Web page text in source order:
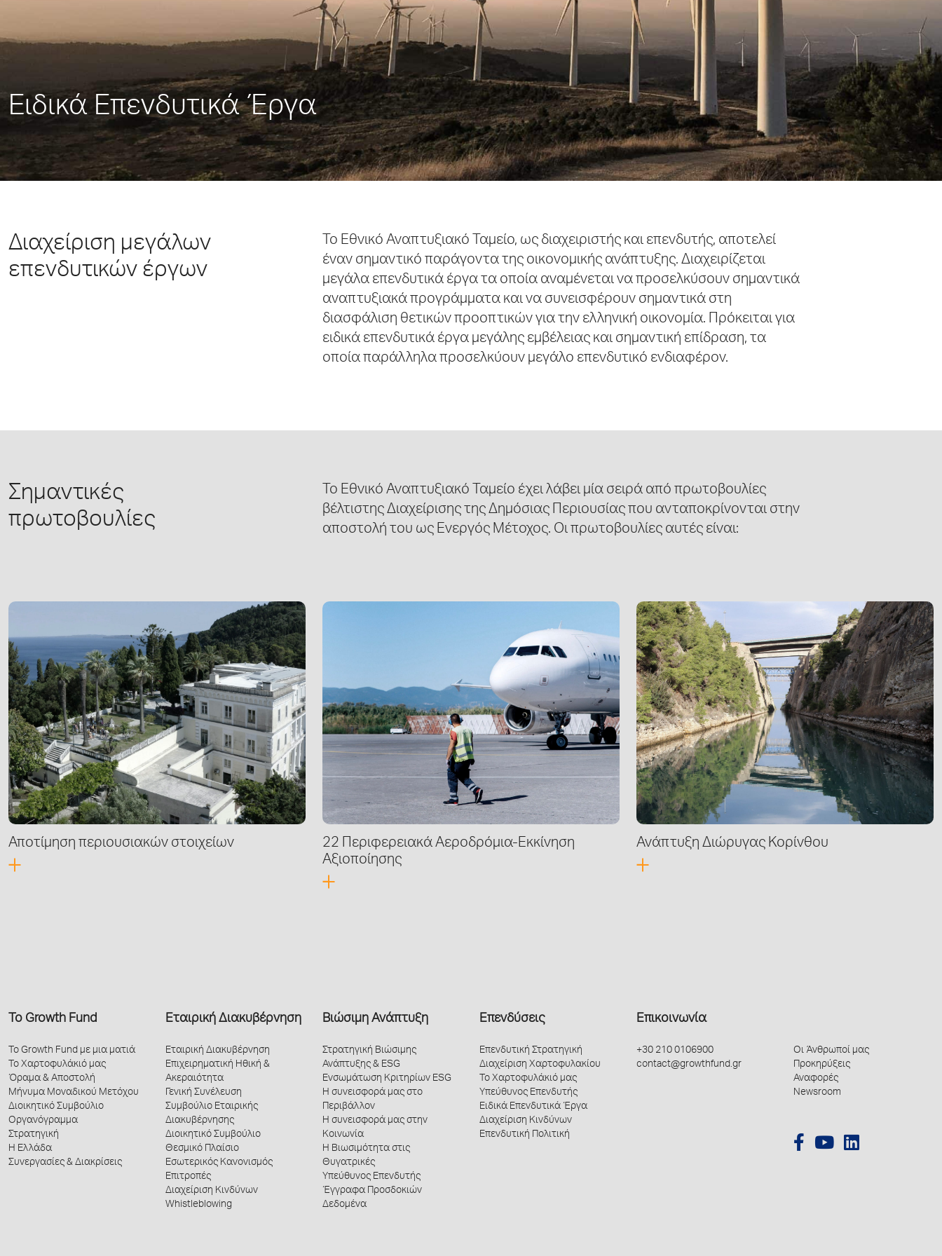
Ειδικά Επενδυτικά Έργα
Διαχείριση μεγάλων
επενδυτικών έργων
Το Εθνικό Αναπτυξιακό Ταμείο, ως διαχειριστής και επενδυτής, αποτελεί
έναν σημαντικό παράγοντα της οικονομικής ανάπτυξης. Διαχειρίζεται
μεγάλα επενδυτικά έργα τα οποία αναμένεται να προσελκύσουν σημαντικά
αναπτυξιακά προγράμματα και να συνεισφέρουν σημαντικά στη
διασφάλιση θετικών προοπτικών για την ελληνική οικονομία. Πρόκειται για
ειδικά επενδυτικά έργα μεγάλης εμβέλειας και σημαντική επίδραση, τα
οποία παράλληλα προσελκύουν μεγάλο επενδυτικό ενδιαφέρον.
Σημαντικές
πρωτοβουλίες
Το Εθνικό Αναπτυξιακό Ταμείο έχει λάβει μία σειρά από πρωτοβουλίες
βέλτιστης Διαχείρισης της Δημόσιας Περιουσίας που ανταποκρίνονται στην
αποστολή του ως Ενεργός Μέτοχος. Οι πρωτοβουλίες αυτές είναι:
Αποτίμηση περιουσιακών στοιχείων
22 Περιφερειακά Αεροδρόμια-Εκκίνηση
Αξιοποίησης
Ανάπτυξη Διώρυγας Κορίνθου
Το Growth Fund
Το Growth Fund με μια ματιά
Το Χαρτοφυλάκιό μας
Όραμα & Αποστολή
Μήνυμα Μοναδικού Μετόχου
Διοικητικό Συμβούλιο
Οργανόγραμμα
Στρατηγική
Η Ελλάδα
Συνεργασίες & Διακρίσεις
Εταιρική Διακυβέρνηση
Εταιρική Διακυβέρνηση
Επιχειρηματική Ηθική &
Ακεραιότητα
Γενική Συνέλευση
Συμβούλιο Εταιρικής
Διακυβέρνησης
Διοικητικό Συμβούλιο
Θεσμικό Πλαίσιο
Εσωτερικός Κανονισμός
Επιτροπές
Διαχείριση Κινδύνων
Whistleblowing
Βιώσιμη Ανάπτυξη
Στρατηγική Βιώσιμης
Ανάπτυξης & ESG
Ενσωμάτωση Κριτηρίων ESG
Η συνεισφορά μας στο
Περιβάλλον
Η συνεισφορά μας στην
Κοινωνία
Η Βιωσιμότητα στις
Θυγατρικές
Υπεύθυνος Επενδυτής
Έγγραφα Προσδοκιών
Δεδομένα
Επενδύσεις
Επενδυτική Στρατηγική
Διαχείριση Χαρτοφυλακίου
Το Χαρτοφυλάκιό μας
Υπεύθυνος Επενδυτής
Ειδικά Επενδυτικά Έργα
Διαχείριση Κινδύνων
Επενδυτική Πολιτική
Επικοινωνία
+30 210 0106900
contact@growthfund.gr
Οι Άνθρωποί μας
Προκηρύξεις
Αναφορές
Newsroom